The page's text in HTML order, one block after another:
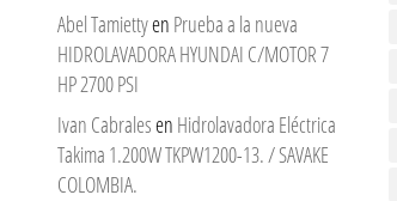
Abel Tamiettyen Prueba a la nueva
HIDROLAVADORA HYUNDAI C/MOTOR 7
HP 2700 PSI
Ivan Cabralesen Hidrolavadora Eléctrica
Takima 1.200W TKPW1200-13. / SAVAKE
COLOMBIA.